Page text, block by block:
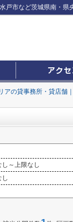
アの貸事務所・貸店舗
し～上限なし
し